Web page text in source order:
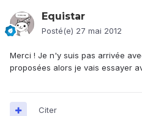
Equistar
Posté(e) 27 mai 2012
Merci ! Je n'y suis pas arrivée
proposées alors je vais essayer
Citer